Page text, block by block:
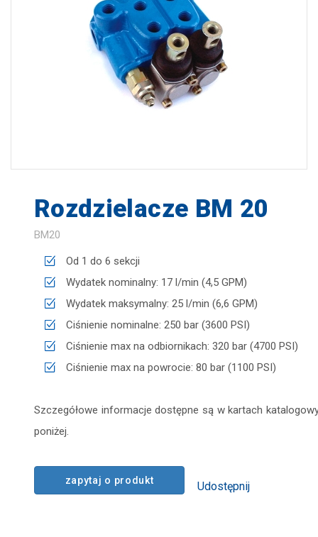
Rozdzielacze BM 20
BM20
Od 1 do 6 sekcji
Wydatek nominalny: 17 l/min (4,5 GPM)
Wydatek maksymalny: 25 l/min (6,6 GPM)
Ciśnienie nominalne: 250 bar (3600 PSI)
Ciśnienie max na odbiornikach: 320 bar (4700 PSI)
Ciśnienie max na powrocie: 80 bar (1100 PSI)
Szczegółowe informacje dostępne są w kartach
poniżej.
zapytaj o produkt Udostępnij
zapisz